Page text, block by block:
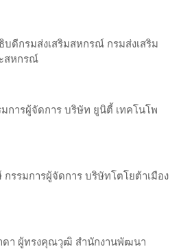
ดีกรมส่งเสริมสหกรณ์ กรมส่งเสริม
สหกรณ์
มการผู้จัดการ บริษัท ยูนิตี้ เทคโนโพ
รรมการผู้จัดการ บริษัทโตโยต้าเมือง
าดา ผู้ทรงคุณวุฒิ สำนักงานพัฒนา